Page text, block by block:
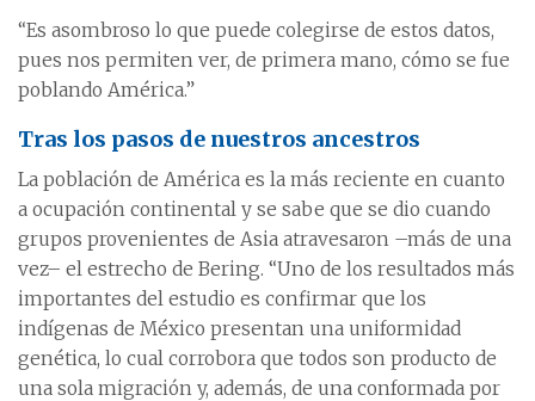
“Es asombroso lo que puede colegirse de estos datos,
pues nos permiten ver, de primera mano, cómo se fue
poblando América.”
Tras los pasos de nuestros ancestros
La población de América es la más reciente en cuanto
a ocupación continental y se sabe que se dio cuando
grupos provenientes de Asia atravesaron –más de una
vez– el estrecho de Bering. “Uno de los resultados más
importantes del estudio es confirmar que los
indígenas de México presentan una uniformidad
genética, lo cual corrobora que todos son producto de
una sola migración y, además, de una conformada por